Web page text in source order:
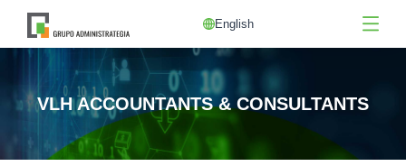
English
VLH ACCOUNTANTS & CONSULTANTS